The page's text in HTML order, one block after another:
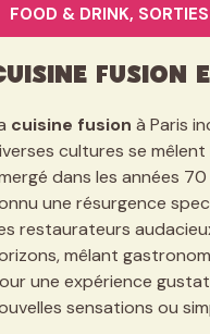
FOOD & DRINK, SORTIES
fusion
cuisine fusion à Paris
cultures se
dans les années
une résurgence
restaurateurs
mêlant
une expérience
sensations ou